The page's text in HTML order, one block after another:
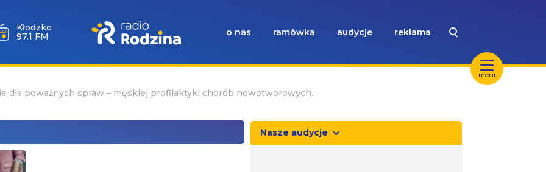
menu
Kłodzko
97.1 FM
o nas ramówka audycje reklama
dla poważnych spraw – męskiej profilaktyki chorób nowotworowych.
Nasze audycje